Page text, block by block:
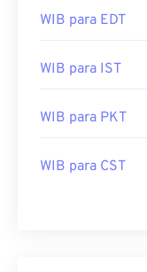
WIB para EDT
WIB para IST
WIB para PKT
WIB para CST